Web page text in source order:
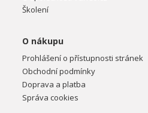
Školení
O nákupu
Prohlášení o přístupnosti stránek
Obchodní podmínky
Doprava a platba
Správa cookies